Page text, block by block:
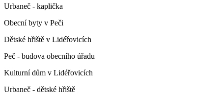
Urbaneč - kaplička
Obecní byty v Peči
Dětské hřiště v Lidéřovicích
Peč - budova obecního úřadu
Kulturní dům v Lidéřovicích
Urbaneč - dětské hřiště